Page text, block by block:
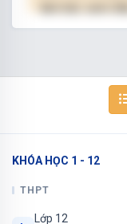
làm bài, xem
hạn.
Xem
Còn 3/9
KHÓA HỌC 1 - 12
THPT
Lớp 12